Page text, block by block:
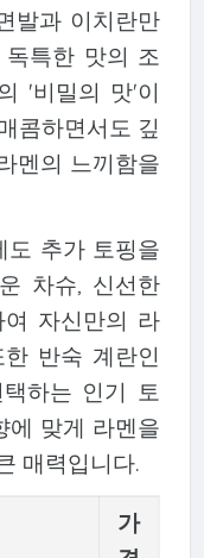
발과 이치란만
특한 맛의 조
'비밀의 맛'이
콤하면서도 깊
멘의 느끼함을
도 추가 토핑을
차슈, 신선한
자신만의 라
반숙 계란인
하는 인기 토
에 맞게 라멘을
매력입니다.
가